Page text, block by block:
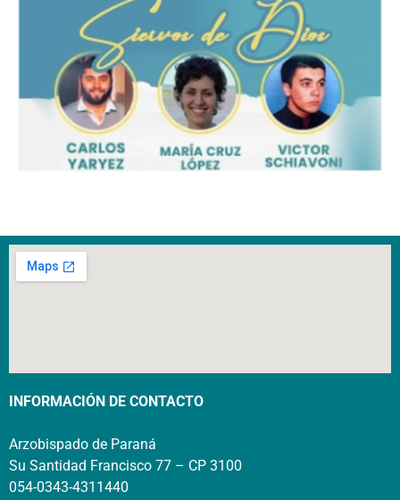
INFORMACIÓN DE CONTACTO
Arzobispado de Paraná
Su Santidad Francisco 77 – CP 3100
054-0343-4311440